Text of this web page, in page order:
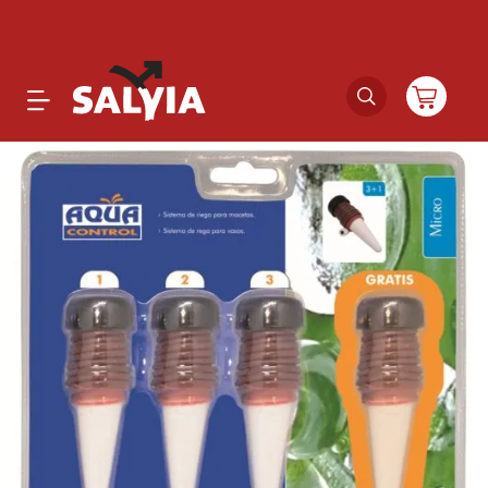
Productos
Novedades
Outlet
Ofertas
Marcas
Catálogos